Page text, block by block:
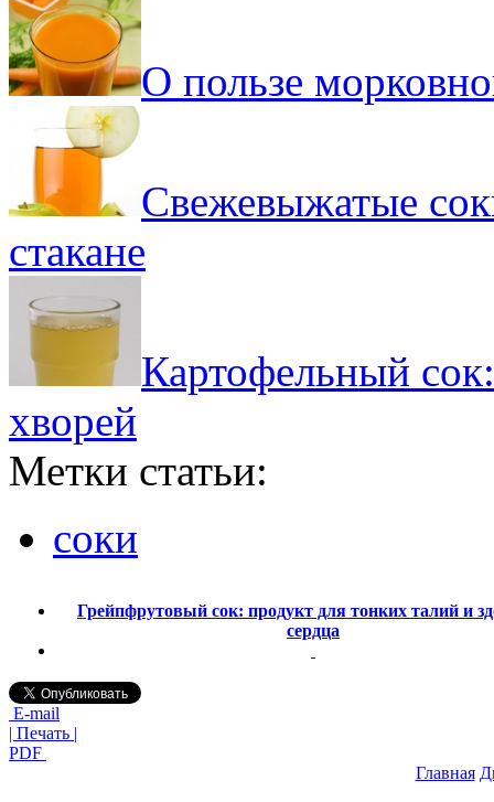
О пользе
Свежевыжатые
стакане
Картофельный
хворей
Метки статьи:
соки
Грейпфрутовый сок: продукт для тонких талий и
сердца
E-mail
| Печать |
PDF
Главная